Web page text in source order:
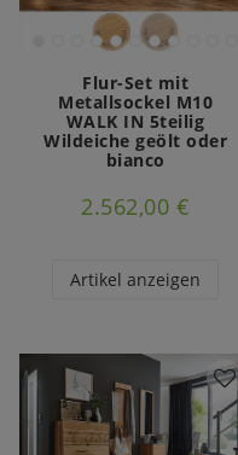
Flur-Set mit
Metallsockel M10
WALK IN 5teilig
Wildeiche geölt oder
bianco
2.562,00 €
Artikel anzeigen